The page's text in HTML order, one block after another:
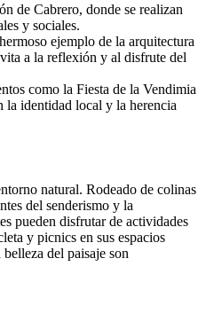
de Cabrero, donde se realizan
y sociales.
ejemplo de la arquitectura
a la reflexión y al disfrute del
como la Fiesta de la Vendimia
la identidad local y la herencia
natural. Rodeado de colinas
del senderismo y la
pueden disfrutar de actividades
y picnics en sus espacios
del paisaje son